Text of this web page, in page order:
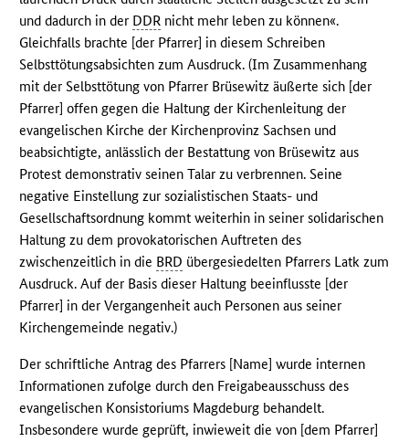
und dadurch in der DDR nicht mehr leben zu können«.
Gleichfalls brachte [der Pfarrer] in diesem Schreiben
Selbsttötungsabsichten zum Ausdruck. (Im Zusammenhang
mit der Selbsttötung von Pfarrer Brüsewitz äußerte sich [der
Pfarrer] offen gegen die Haltung der Kirchenleitung der
evangelischen Kirche der Kirchenprovinz Sachsen und
beabsichtigte, anlässlich der Bestattung von Brüsewitz aus
Protest demonstrativ seinen Talar zu verbrennen. Seine
negative Einstellung zur sozialistischen Staats- und
Gesellschaftsordnung kommt weiterhin in seiner solidarischen
Haltung zu dem provokatorischen Auftreten des
zwischenzeitlich in die BRD übergesiedelten Pfarrers Latk zum
Ausdruck. Auf der Basis dieser Haltung beeinflusste [der
Pfarrer] in der Vergangenheit auch Personen aus seiner
Kirchengemeinde negativ.)
Der schriftliche Antrag des Pfarrers [Name] wurde internen
Informationen zufolge durch den Freigabeausschuss des
evangelischen Konsistoriums Magdeburg behandelt.
Insbesondere wurde geprüft, inwieweit die von [dem Pfarrer]